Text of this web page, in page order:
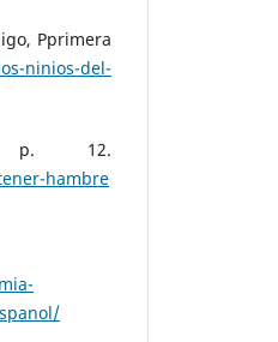
Pprimera
ninios-del-
p. 12.
hambre